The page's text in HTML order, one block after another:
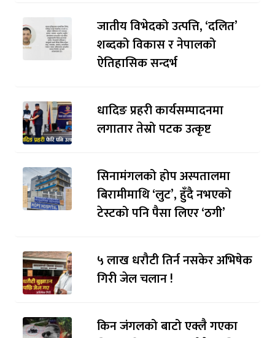
जातीय विभेदको उत्पत्ति, ‘दलित’
शब्दको विकास र नेपालको
ऐतिहासिक सन्दर्भ
धादिङ प्रहरी कार्यसम्पादनमा
लगातार तेस्रो पटक उत्कृष्ट
सिनामंगलको होप अस्पतालमा
बिरामीमाथि ‘लुट’, हुँदै नभएको
टेस्टको पनि पैसा लिएर ‘ठगी’
५ लाख धरौटी तिर्न नसकेर अभिषेक
गिरी जेल चलान !
किन जंगलको बाटो एक्लै गएका